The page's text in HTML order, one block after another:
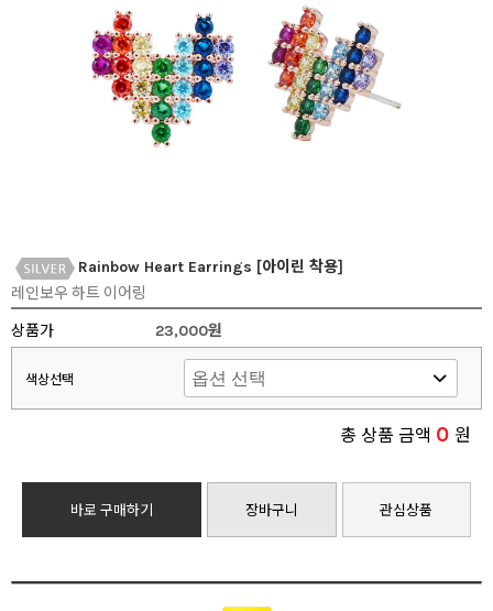
Rainbow Heart Earrings [아이린 착용]
레인보우 하트 이어링
상품가
23,000원
색상선택
총 상품 금액 0 원
바로 구매하기 장바구니 관심상품